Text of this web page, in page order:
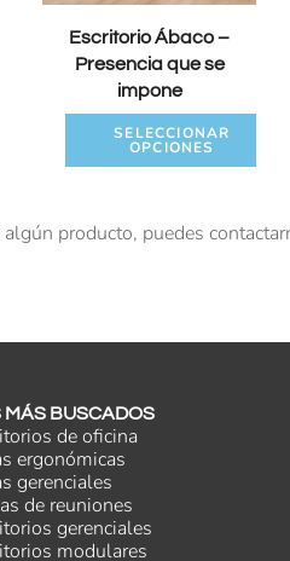
Escritorio Ábaco –
Presencia que se
impone
SELECCIONAR
OPCIONES
producto, puedes
MÁS BUSCADOS
de oficina
ergonómicas
gerenciales
de reuniones
gerenciales
modulares